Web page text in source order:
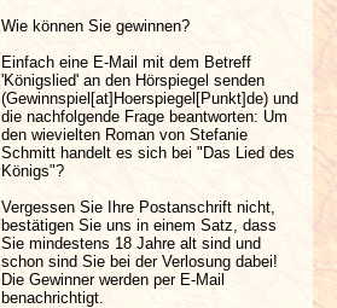
Wie können Sie gewinnen?
Einfach eine E-Mail mit dem Betreff
'Königslied' an den Hörspiegel senden
(Gewinnspiel[at]Hoerspiegel[Punkt]de) und
die nachfolgende Frage beantworten: Um
den wievielten Roman von Stefanie
Schmitt handelt es sich bei "Das Lied des
Königs"?
Vergessen Sie Ihre Postanschrift nicht,
bestätigen Sie uns in einem Satz, dass
Sie mindestens 18 Jahre alt sind und
schon sind Sie bei der Verlosung dabei!
Die Gewinner werden per E-Mail
benachrichtigt.